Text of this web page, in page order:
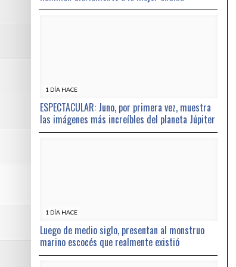
1 DÍA HACE
ESPECTACULAR: Juno, por primera vez, muestra
las imágenes más increíbles del planeta Júpiter
1 DÍA HACE
Luego de medio siglo, presentan al monstruo
marino escocés que realmente existió